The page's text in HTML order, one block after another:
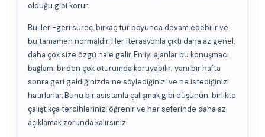
olduğu gibi korur.
Bu ileri-geri süreç, birkaç tur boyunca devam edebilir ve
bu tamamen normaldir. Her iterasyonla çıktı daha az genel,
daha çok size özgü hale gelir. En iyi ajanlar bu konuşmacı
bağlamı birden çok oturumda koruyabilir; yani bir hafta
sonra geri geldiğinizde ne söylediğinizi ve ne istediğinizi
hatırlarlar. Bunu bir asistanla çalışmak gibi düşünün: birlikte
çalıştıkça tercihlerinizi öğrenir ve her seferinde daha az
açıklamak zorunda kalırsınız.